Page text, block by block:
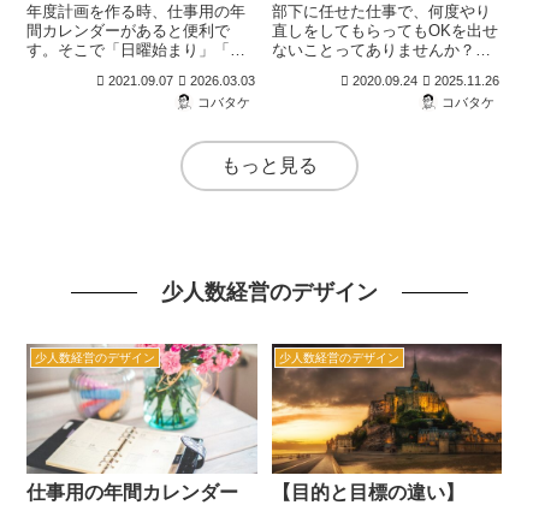
年度計画を作る時、仕事用の年
間カレンダーがあると便利で
す。そこで「日曜始まり」「週
記載しました。経営層や事業部
での中期・年間・半期計画や、
2021.09.07
2026.03.03
コバタケ
部下に任せた仕事で、何度やり
直しをしてもらってもOKを出せ
ないことってありませんか？も
いるのかもしれません。目的と
目標の違いを説明するときに
はわかりやすいのでオススメで
す。
2020.09.24
2025.11.26
コバタケ
もっと見る
少人数経営のデザイン
少人数経営のデザイン
仕事用の年間カレンダー
少人数経営のデザイン
【目的と目標の違い】